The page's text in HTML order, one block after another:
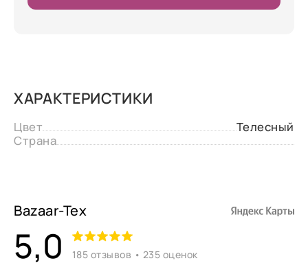
ХАРАКТЕРИСТИКИ
Цвет
Телесный
Страна
Bazaar-Tex
5,0 185 отзывов • 235 оценок